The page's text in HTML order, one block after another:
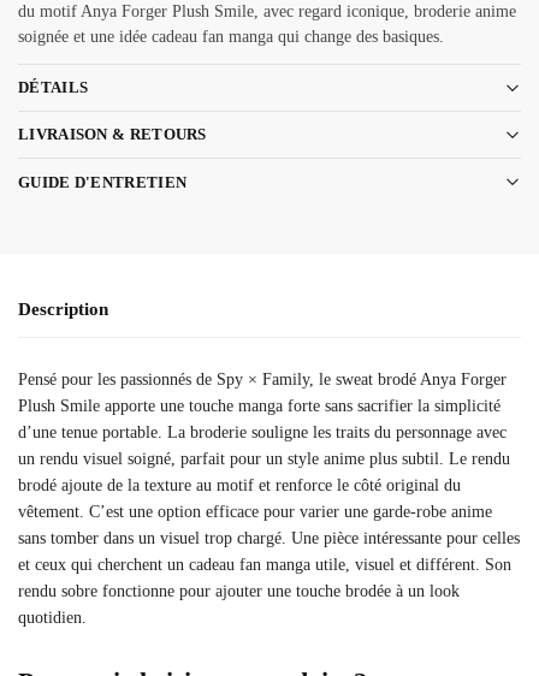
du motif Anya Forger Plush Smile, avec regard iconique, broderie anime
soignée et une idée cadeau fan manga qui change des basiques.
DÉTAILS
LIVRAISON & RETOURS
GUIDE D'ENTRETIEN
Description
Pensé pour les passionnés de Spy × Family, le sweat brodé Anya Forger
Plush Smile apporte une touche manga forte sans sacrifier la simplicité
d’une tenue portable. La broderie souligne les traits du personnage avec
un rendu visuel soigné, parfait pour un style anime plus subtil. Le rendu
brodé ajoute de la texture au motif et renforce le côté original du
vêtement. C’est une option efficace pour varier une garde-robe anime
sans tomber dans un visuel trop chargé. Une pièce intéressante pour celles
et ceux qui cherchent un cadeau fan manga utile, visuel et différent. Son
rendu sobre fonctionne pour ajouter une touche brodée à un look
quotidien.